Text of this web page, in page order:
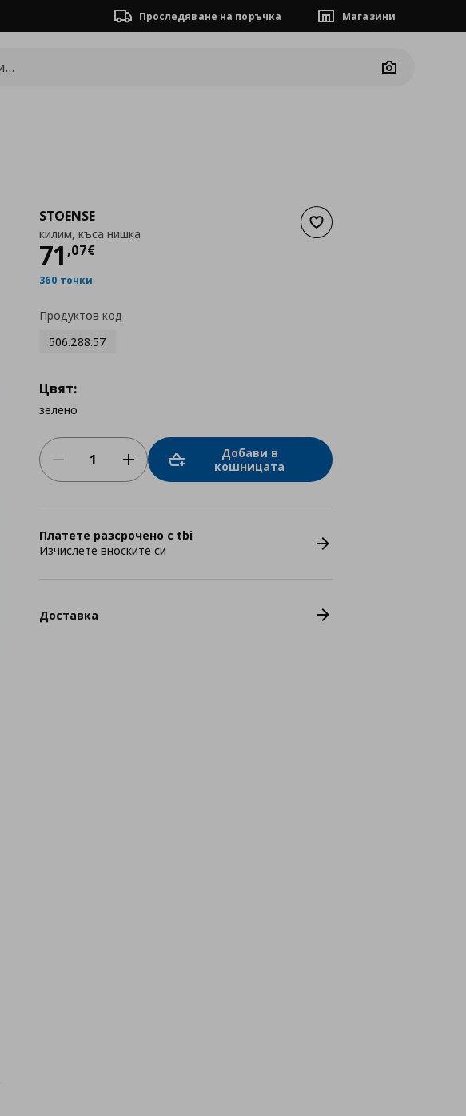
Проследяване на поръчка Магазини
Camera
Добави към списъка с
STOENSE
килим, къса нишка
71 ,07€
Цена
360 точки
Продуктов код
506.288.57
Цвят:
зелено
Добави в
кошницата
Платете разсрочено с tbi
Изчислете вноските си
Доставка